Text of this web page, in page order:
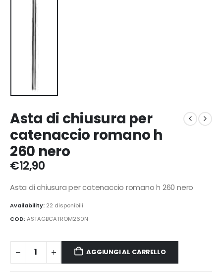
Asta di chiusura per
catenaccio romano h
260 nero
€12,90
Asta di chiusura per catenaccio romano h 260 nero
Availability: 22 disponibili
COD:ASTAGBCATROM260N
AGGIUNGI AL CARRELLO